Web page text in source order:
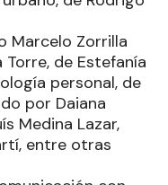
Marcelo Zorrilla
de Estefanía
personal, de
por Daiana
Medina Lazar,
entre otras